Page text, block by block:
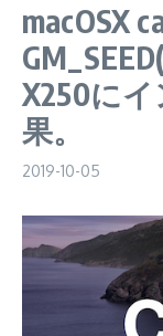
macOSX
X250に
果。
2019-10-05